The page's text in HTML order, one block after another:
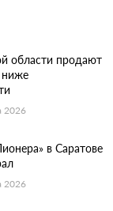
области продают
2026
в Саратове
2026